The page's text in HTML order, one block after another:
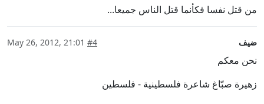
من قتل نفسا فكأنما قتل الناس جميعا...
ضيف #4
نحن معكم
زهيرة صبّاغ شاعرة فلسطينية - فلسطين